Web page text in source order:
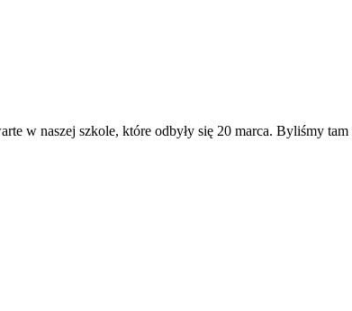
w naszej szkole, które odbyły się 20 marca. Byliśmy